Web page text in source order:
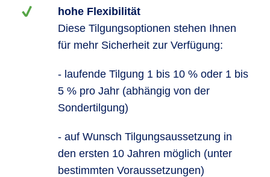
hohe Flexibilität
Diese Tilgungsoptionen stehen Ihnen
für mehr Sicherheit zur Verfügung:
- laufende Tilgung 1 bis 10 % oder 1 bis
5 % pro Jahr (abhängig von der
Sondertilgung)
- auf Wunsch Tilgungsaussetzung in
den ersten 10 Jahren möglich (unter
bestimmten Voraussetzungen)